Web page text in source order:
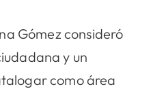
Gómez consideró
y un
como área